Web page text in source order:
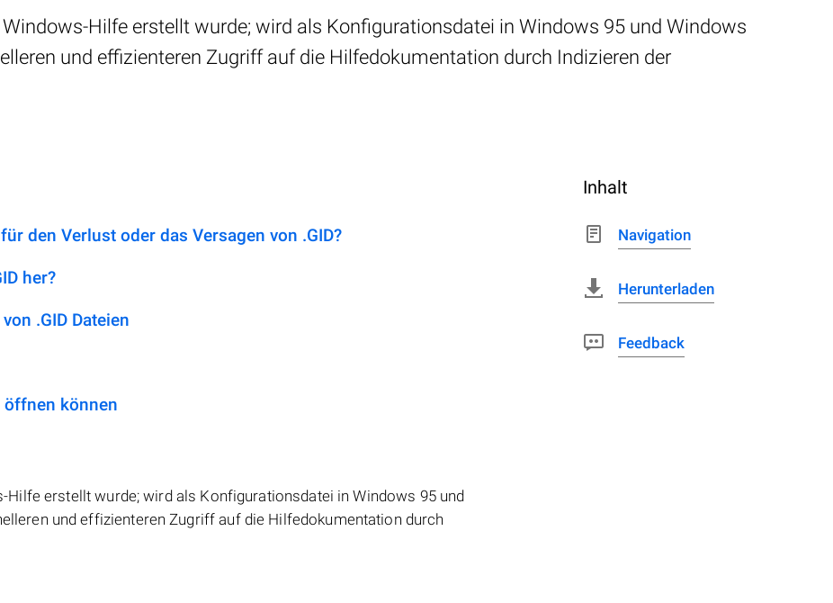
Windows-Hilfe erstellt wurde; wird als Konfigurationsdatei in Windows 95 und Windows
und effizienteren Zugriff auf die Hilfedokumentation durch Indizieren der
den Verlust oder das Versagen von .GID?
her?
.GID Dateien
öffnen können
Hilfe erstellt wurde; wird als Konfigurationsdatei in Windows 95 und
und effizienteren Zugriff auf die Hilfedokumentation durch
Inhalt
Navigation
Herunterladen
Feedback